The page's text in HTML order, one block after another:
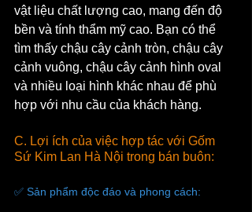
vật liệu chất lượng cao, mang đến độ
bền và tính thẩm mỹ cao. Bạn có thể
tìm thấy chậu cây cảnh tròn, chậu cây
cảnh vuông, chậu cây cảnh hình oval
và nhiều loại hình khác nhau để phù
hợp với nhu cầu của khách hàng.
C. Lợi ích của việc hợp tác với Gốm
Sứ Kim Lan Hà Nội trong bán buôn:
✅ Sản phẩm độc đáo và phong cách: